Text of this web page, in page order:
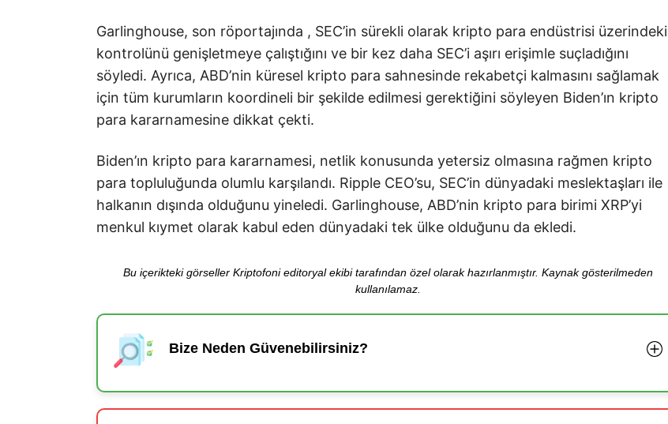
Garlinghouse, son röportajında , SEC’in sürekli olarak kripto para endüstrisi üzerindeki
kontrolünü genişletmeye çalıştığını ve bir kez daha SEC’i aşırı erişimle suçladığını
söyledi. Ayrıca, ABD’nin küresel kripto para sahnesinde rekabetçi kalmasını sağlamak
için tüm kurumların koordineli bir şekilde edilmesi gerektiğini söyleyen Biden’ın kripto
para kararnamesine dikkat çekti.
Biden’ın kripto para kararnamesi, netlik konusunda yetersiz olmasına rağmen kripto
para topluluğunda olumlu karşılandı. Ripple CEO’su, SEC’in dünyadaki meslektaşları ile
halkanın dışında olduğunu yineledi. Garlinghouse, ABD’nin kripto para birimi XRP’yi
menkul kıymet olarak kabul eden dünyadaki tek ülke olduğunu da ekledi.
Bu içerikteki görseller Kriptofoni editoryal ekibi tarafından özel olarak hazırlanmıştır. Kaynak gösterilmeden
kullanılamaz.
Bize Neden Güvenebilirsiniz?